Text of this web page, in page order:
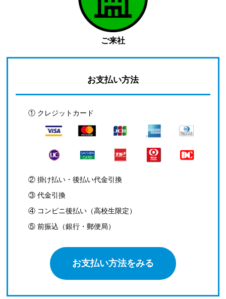
ご来社
お支払い方法
① クレジットカード
② 掛け払い・後払い代金引換
③ 代金引換
④ コンビニ後払い（高校生限定）
⑤ 前振込（銀行・郵便局）
お支払い方法をみる